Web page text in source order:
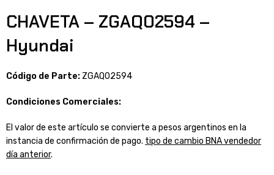
CHAVETA – ZGAQ02594 –
Hyundai
Código de Parte: ZGAQ02594
Condiciones Comerciales:
El valor de este artículo se convierte a pesos argentinos en la
instancia de confirmación de pago. tipo de cambio BNA vendedor
día anterior.